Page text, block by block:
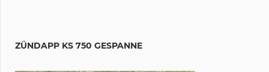
ZÜNDAPP KS 750 GESPANNE